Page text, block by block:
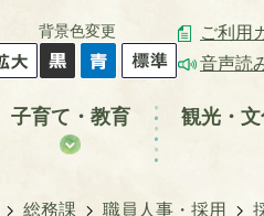
背景色変更
ご利用
音声読
子育て・教育 観光・
総務課 職員人事・採用